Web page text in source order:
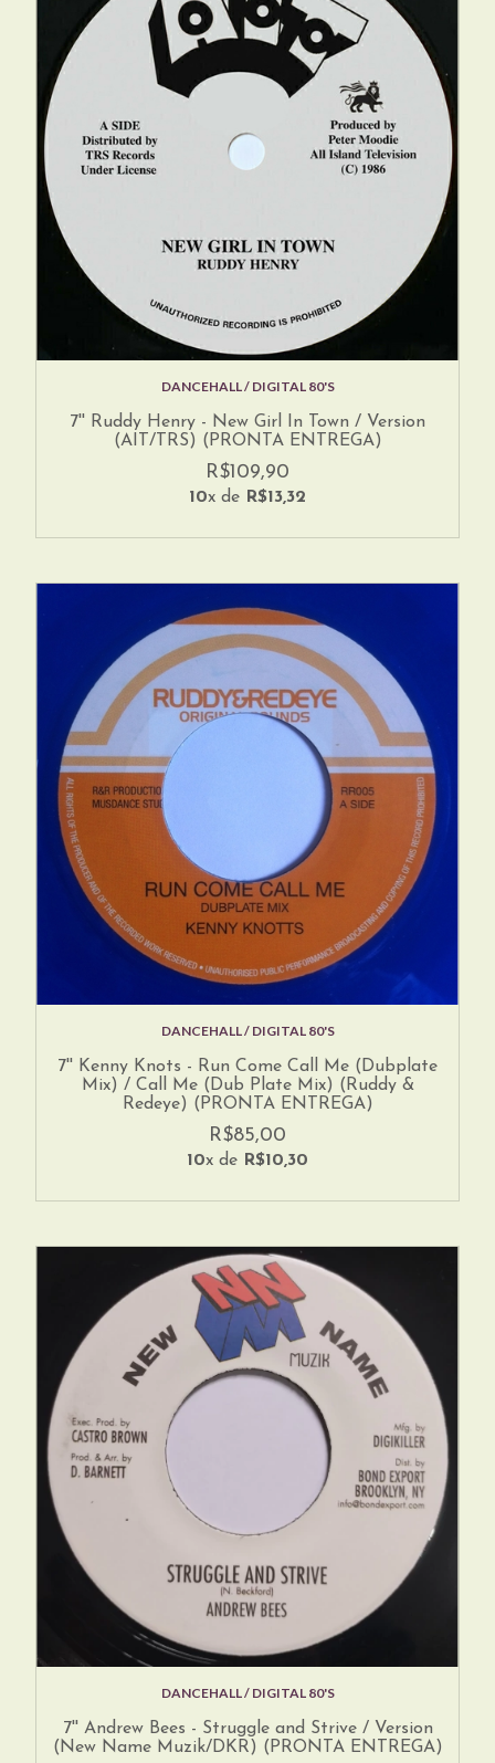
DANCEHALL / DIGITAL 80'S
7'' Ruddy Henry - New Girl In Town / Version
(AIT/TRS) (PRONTA ENTREGA)
R$109,90
10x de R$13,32
DANCEHALL / DIGITAL 80'S
7'' Kenny Knots - Run Come Call Me (Dubplate
Mix) / Call Me (Dub Plate Mix) (Ruddy &
Redeye) (PRONTA ENTREGA)
R$85,00
10x de R$10,30
DANCEHALL / DIGITAL 80'S
7'' Andrew Bees - Struggle and Strive / Version
(New Name Muzik/DKR) (PRONTA ENTREGA)